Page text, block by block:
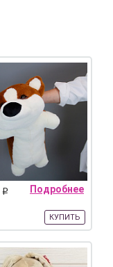
q Подробнее
КУПИТЬ